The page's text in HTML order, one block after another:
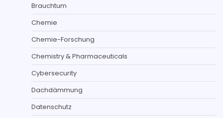
Brauchtum
Chemie
Chemie-Forschung
Chemistry & Pharmaceuticals
Cybersecurity
Dachdämmung
Datenschutz